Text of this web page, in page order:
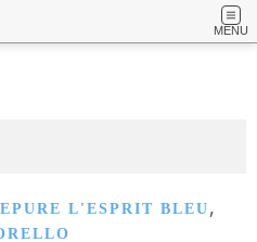
MENU
EPURE L'ESPRIT BLEU ,